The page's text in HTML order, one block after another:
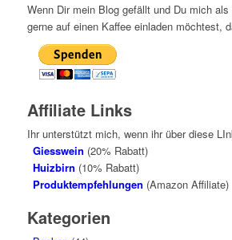
Wenn Dir mein Blog gefällt und Du mich
gerne auf einen Kaffee einladen möchtest,
Affiliate Links
Ihr unterstützt mich, wenn ihr über diese
Giesswein (20% Rabatt)
Huizbirn (10% Rabatt)
Produktempfehlungen (Amazon Affiliate)
Kategorien